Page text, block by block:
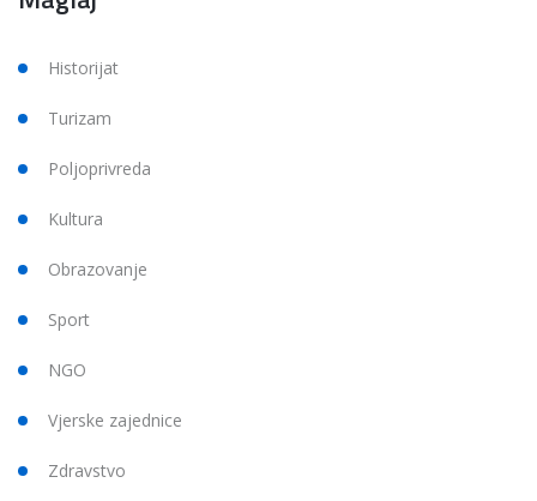
Historijat
Turizam
Poljoprivreda
Kultura
Obrazovanje
Sport
NGO
Vjerske zajednice
Zdravstvo